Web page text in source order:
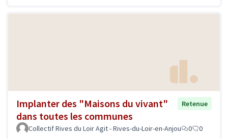
Implanter des "Maisons du vivant"
dans toutes les communes
Retenue
Collectif Rives du Loir Agit - Rives-du-Loir-en-Anjou 0 0